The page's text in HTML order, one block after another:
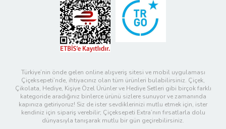
Türkiye’nin önde gelen online alışveriş sitesi ve mobil uygulaması
Çiçeksepeti’nde, ihtiyacınız olan tüm ürünleri bulabilirsiniz. Çiçek,
Çikolata, Hediye, Kişiye Özel Ürünler ve Hediye Setleri gibi birçok farklı
kategoride aradığınız binlerce ürünü sizlere sunuyor ve zamanında
kapınıza getiriyoruz! Siz de ister sevdiklerinizi mutlu etmek için, ister
kendiniz için sipariş verebilir; Çiçeksepeti Extra’nın fırsatlarla dolu
dünyasıyla tanışarak mutlu bir gün geçirebilirsiniz.